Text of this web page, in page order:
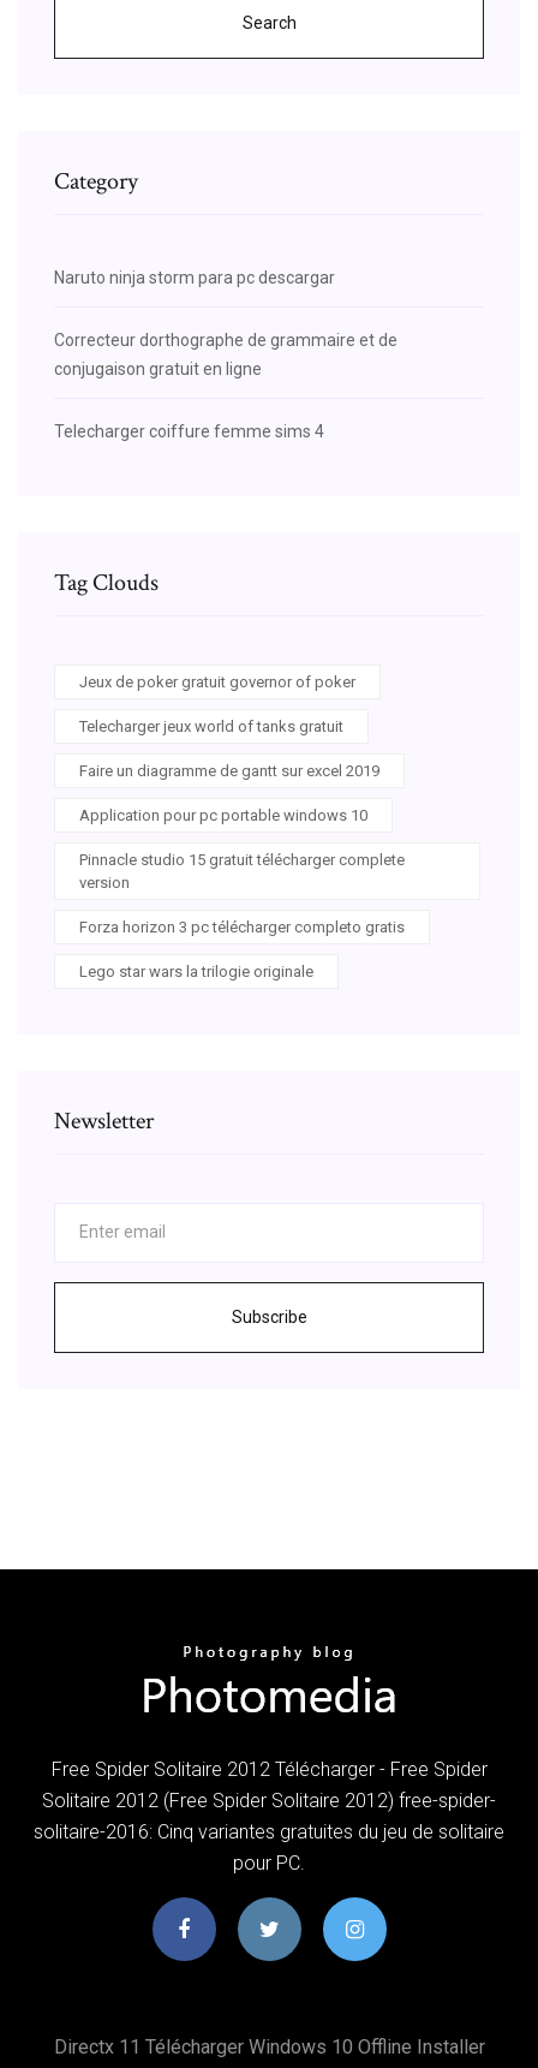
Search
Category
Naruto ninja storm para pc descargar
Correcteur dorthographe de grammaire et de
conjugaison gratuit en ligne
Telecharger coiffure femme sims 4
Tag Clouds
Jeux de poker gratuit governor of poker
Telecharger jeux world of tanks gratuit
Faire un diagramme de gantt sur excel 2019
Application pour pc portable windows 10
Pinnacle studio 15 gratuit télécharger complete
version
Forza horizon 3 pc télécharger completo gratis
Lego star wars la trilogie originale
Newsletter
Subscribe
Free Spider Solitaire 2012 Télécharger - Free Spider
Solitaire 2012 (Free Spider Solitaire 2012) free-spider-
solitaire-2016: Cinq variantes gratuites du jeu de solitaire
pour PC.
Directx 11 Télécharger Windows 10 Offline Installer